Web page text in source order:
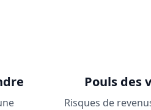
Pouls des
Risques de